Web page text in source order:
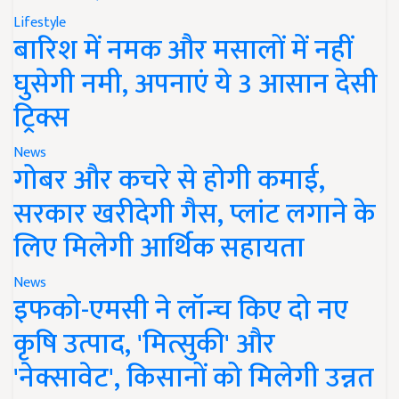
Lifestyle
बारिश में नमक और मसालों में नहीं
घुसेगी नमी, अपनाएं ये 3 आसान देसी
ट्रिक्स
News
गोबर और कचरे से होगी कमाई,
सरकार खरीदेगी गैस, प्लांट लगाने के
लिए मिलेगी आर्थिक सहायता
News
इफको-एमसी ने लॉन्च किए दो नए
कृषि उत्पाद, 'मित्सुकी' और
'नेक्सावेट', किसानों को मिलेगी उन्नत